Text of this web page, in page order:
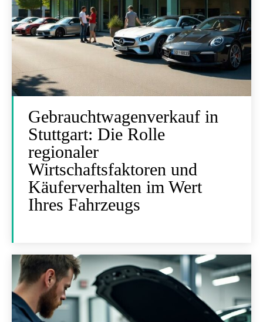
Gebrauchtwagenverkauf in
Stuttgart: Die Rolle
regionaler
Wirtschaftsfaktoren und
Käuferverhalten im Wert
Ihres Fahrzeugs